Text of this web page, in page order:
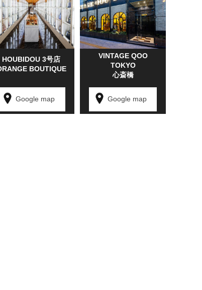
HOUBIDOU 3号店
BOUTIQUE
Google map
VINTAGE QOO
TOKYO
心斎橋
Google map